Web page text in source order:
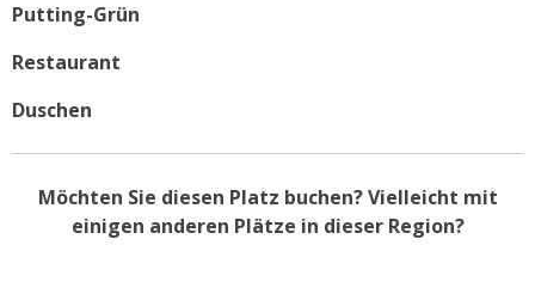
Putting-Grün
Restaurant
Duschen
Möchten Sie diesen Platz buchen? Vielleicht mit
einigen anderen Plätze in dieser Region?